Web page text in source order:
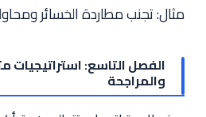
مثال: تجنب مطاردة الخسائر
الفصل التاسع: استراتيجيات
والمراجحة